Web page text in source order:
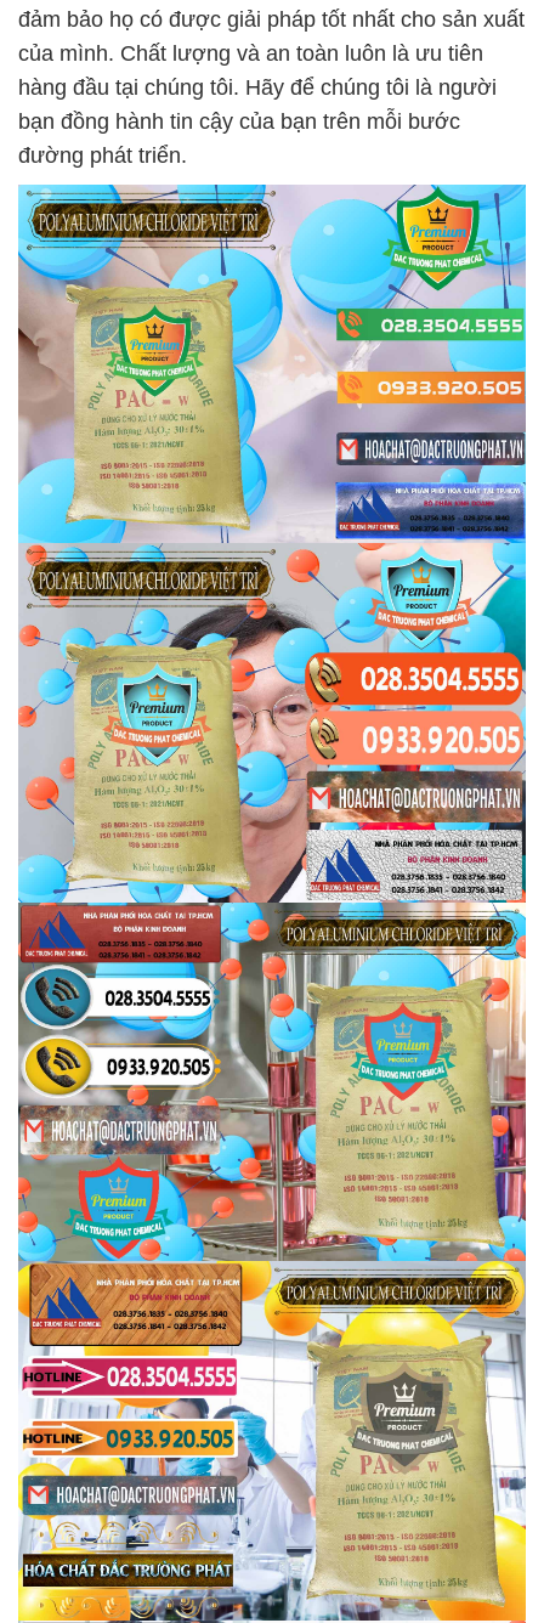
đảm bảo họ có được giải pháp tốt nhất cho sản xuất
của mình. Chất lượng và an toàn luôn là ưu tiên
hàng đầu tại chúng tôi. Hãy để chúng tôi là người
bạn đồng hành tin cậy của bạn trên mỗi bước
đường phát triển.